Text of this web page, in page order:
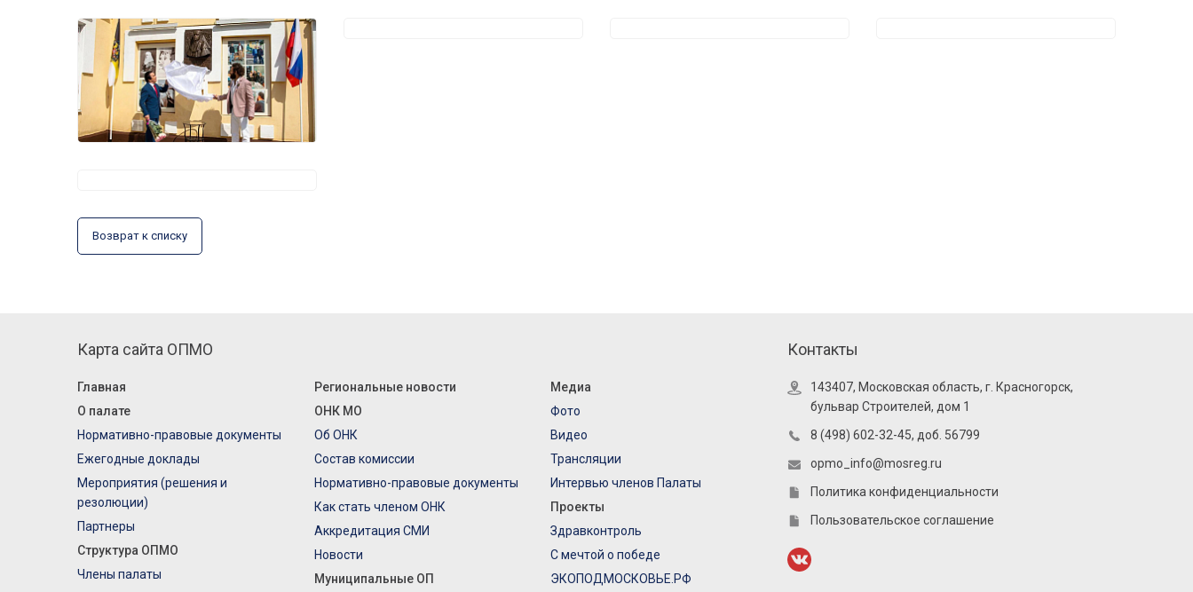
Возврат к списку
Карта сайта ОПМО
Главная
О палате
Нормативно-правовые документы
Ежегодные доклады
Мероприятия (решения и
резолюции)
Партнеры
Структура ОПМО
Члены палаты
Региональные новости
ОНК МО
Об ОНК
Состав комиссии
Нормативно-правовые документы
Как стать членом ОНК
Аккредитация СМИ
Новости
Муниципальные ОП
Медиа
Фото
Видео
Трансляции
Интервью членов Палаты
Проекты
Здравконтроль
С мечтой о победе
ЭКОПОДМОСКОВЬЕ.РФ
Контакты
143407, Московская область, г. Красногорск,
бульвар Строителей, дом 1
8 (498) 602-32-45, доб. 56799
opmo_info@mosreg.ru
Политика конфиденциальности
Пользовательское соглашение